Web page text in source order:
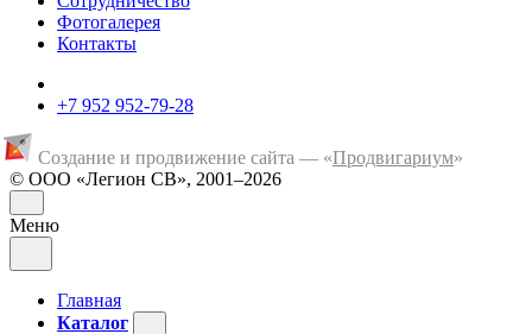
Фотогалерея
Контакты
+7 952 952-79-28
Создание и продвижение сайта — «Продвигариум»
© ООО «Легион СВ», 2001–2026
Меню
Главная
Каталог